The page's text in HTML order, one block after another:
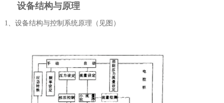
设备结构与原理
1、设备结构与控制系统原理（见图）